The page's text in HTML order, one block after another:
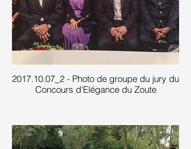
2017.10.07_2 - Photo de groupe du jury du
Concours d'Elégance du Zoute